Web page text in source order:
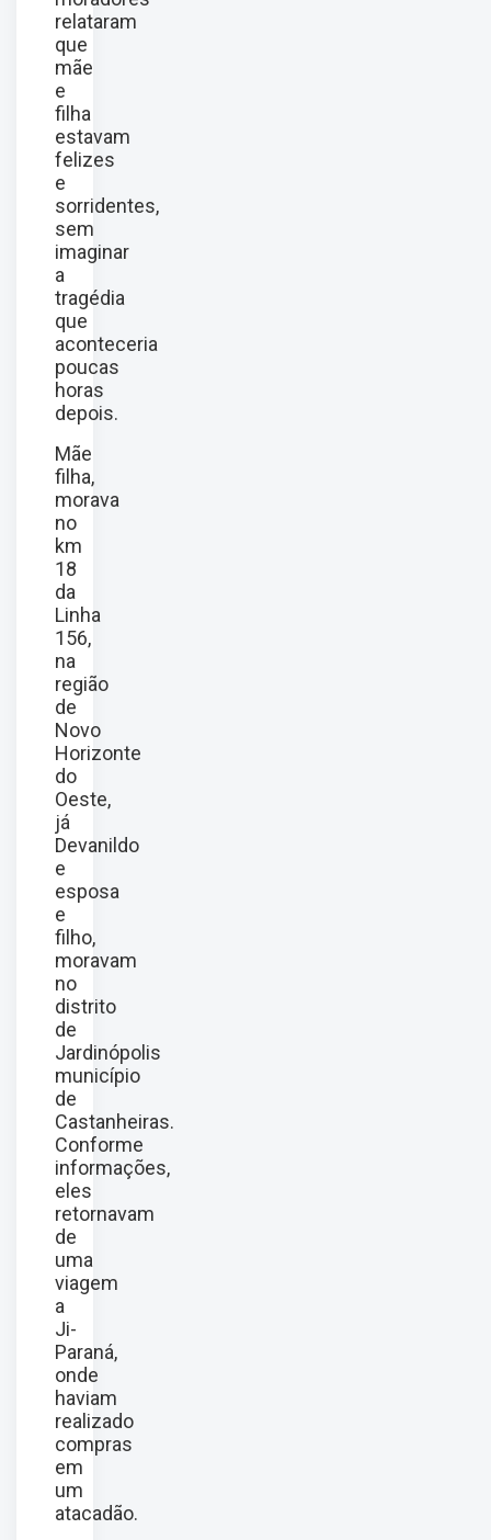
relataram
que
mãe
e
filha
estavam
felizes
e
sorridentes,
sem
imaginar
a
tragédia
que
aconteceria
poucas
horas
depois.
Mãe
filha,
morava
no
km
18
da
Linha
156,
na
região
de
Novo
Horizonte
do
Oeste,
já
Devanildo
e
esposa
e
filho,
moravam
no
distrito
de
Jardinópolis
município
de
Castanheiras.
Conforme
informações,
eles
retornavam
de
uma
viagem
a
Ji-
Paraná,
onde
haviam
realizado
compras
em
um
atacadão.